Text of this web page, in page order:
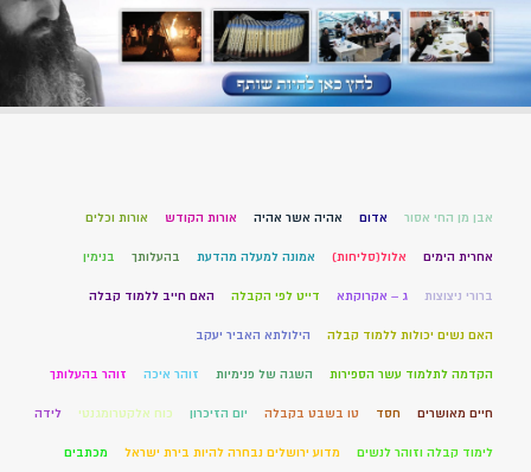
אבן מן החי אסור אדום אהיה אשר אהיה אורות הקודש אורות וכלים
אחרית הימים אלול(סליחות) אמונה למעלה מהדעת בהעלותך בנימין
ברורי ניצוצות ג – אקרוקתא דייט לפי הקבלה האם חייב ללמוד קבלה
האם נשים יכולות ללמוד קבלה הילולתא האביר יעקב
הקדמה לתלמוד עשר הספירות השגה של פנימיות זוהר איכה זוהר בהעלותך
חיים מאושרים חסד טו בשבט בקבלה יום הזיכרון כוח אלקטרומגנטי לידה
לימוד קבלה וזוהר לנשים מדוע ירושלים נבחרה להיות בירת ישראל מכתבים